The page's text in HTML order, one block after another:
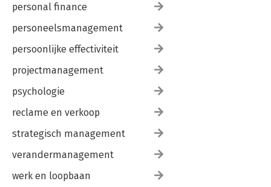
personal finance
personeelsmanagement
persoonlijke effectiviteit
projectmanagement
psychologie
reclame en verkoop
strategisch management
verandermanagement
werk en loopbaan